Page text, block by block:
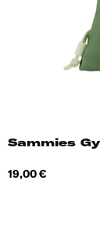
Sammies
Hind
19,00 €